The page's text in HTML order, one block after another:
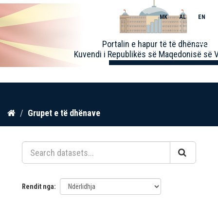
Kalo
përmbajtja
Portalin e hapur të të dhënave
Kuvendi i Republikës së Maqedonisë së
MK AL EN
Toggle
Grupet e të dhënave
Rendit nga